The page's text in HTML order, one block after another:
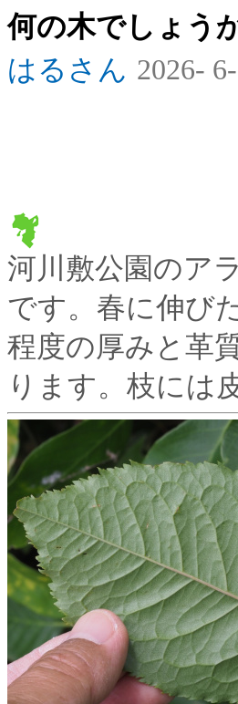
何の木でしょう
はるさん 2026-
河川敷公園のア
です。春に伸び
程度の厚みと革
ります。枝には